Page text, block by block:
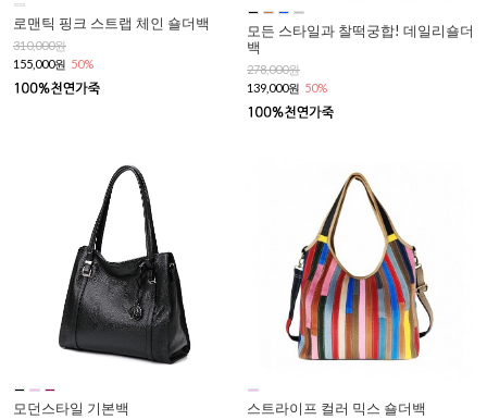
로맨틱 핑크 스트랩 체인 숄더백
310,000원
155,000원 50%
모든 스타일과 찰떡궁합! 데일리숄더
백
278,000원
139,000원 50%
모던스타일 기본백 스트라이프 컬러 믹스 숄더백